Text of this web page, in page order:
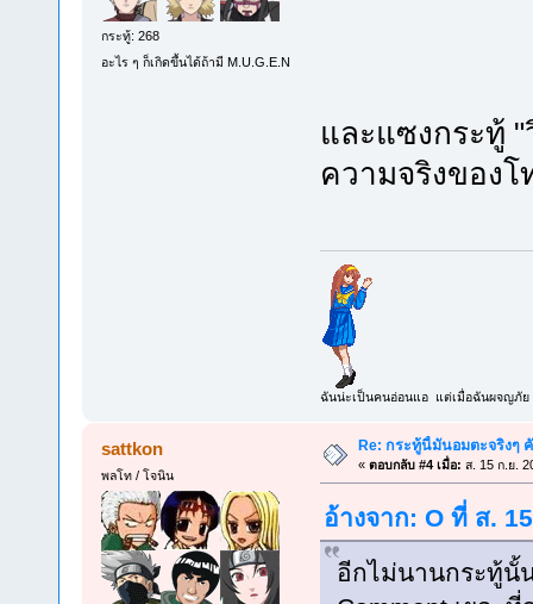
กระทู้: 268
อะไร ๆ ก็เกิดขึ้นได้ถ้ามี M.U.G.E.N
และแซงกระทู้
ความจริงของ
ฉันน่ะเป็นคนอ่อนแอ แต่เมื่อฉันผจญภัย
sattkon
พลโท / โจนิน
Re: กระทู้นี้มันอมตะจริงๆ
« ตอบกลับ #4 เมื่อ: ส. 15 ก.ย.
อ้างจาก: O ที่ ส.
อีกไม่นานกระทู้นั้